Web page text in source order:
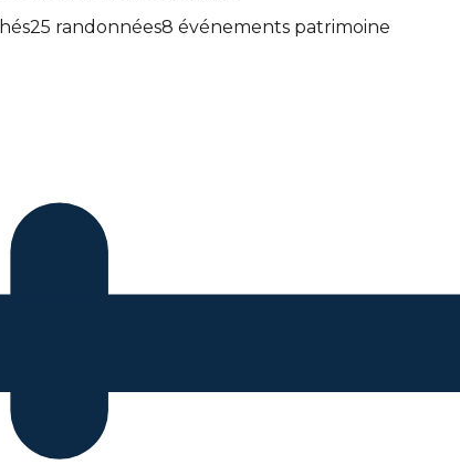
25 randonnées8 événements patrimoine